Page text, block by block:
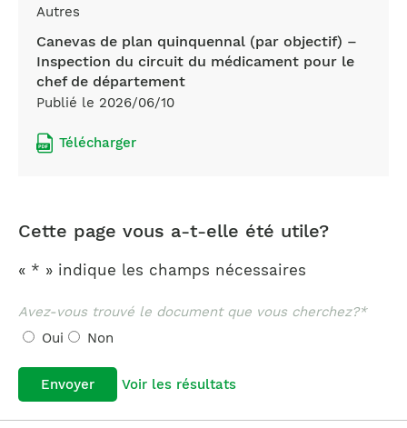
Autres
Canevas de plan quinquennal (par objectif) –
Inspection du circuit du médicament pour le
chef de département
Publié le 2026/06/10
Télécharger
Cette page vous a-t-elle été utile?
« * » indique les champs nécessaires
Avez-vous trouvé le document que vous cherchez?*
Oui
Non
Voir les résultats